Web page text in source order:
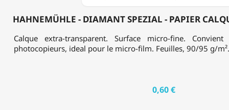
G/M²
HAHNEMÜHLE - DIAMANT SPEZIAL - PAPIER
Calque extra-transparent. Surface micro-fine.
photocopieurs, ideal pour le micro-film. Feuilles, 90/95 g/m².
0,60 €